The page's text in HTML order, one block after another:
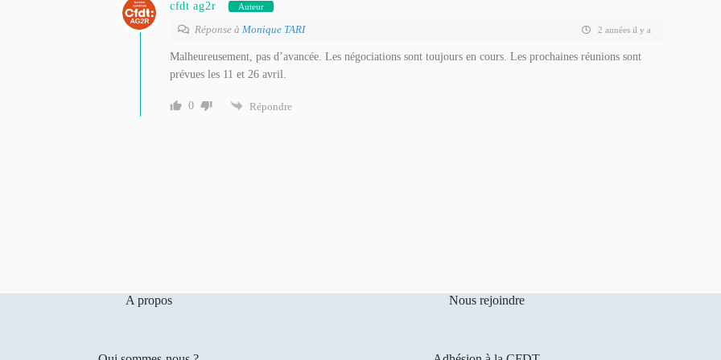
cfdt ag2r Auteur
Réponse à Monique TARI 2 années il y a
Malheureusement, pas d’avancée. Les négociations sont toujours en cours. Les prochaines réunions sont
prévues les 11 et 26 avril.
0 Répondre
A propos Nous rejoindre